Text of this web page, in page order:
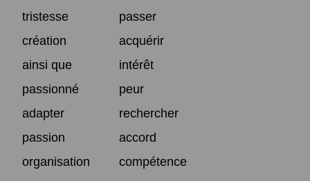
tristesse
passer
création
acquérir
ainsi que
intérêt
passionné
peur
adapter
rechercher
passion
accord
organisation
compétence